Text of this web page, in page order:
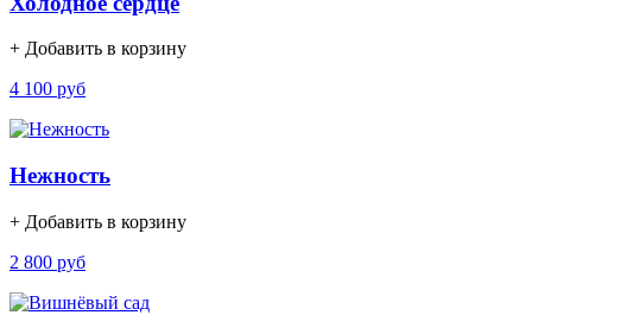
+ Добавить в корзину
4 100 руб
Нежность
+ Добавить в корзину
2 800 руб